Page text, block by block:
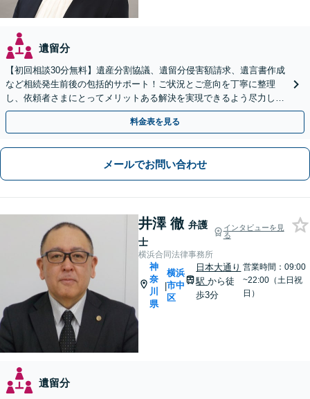
遺留分
【初回相談30分無料】遺産分割協議、遺留分侵害額請求、遺言書作成
など相続発生前後の包括的サポート！ご状況とご意向を丁寧に整理
し、依頼者さまにとってメリットある解決を実現できるよう尽力しま
す【休日・夜間相談対応（要予約）】【日本大通り駅3分】
料金表を見る
メールでお問い合わせ
井澤 徹 弁護
士
インタビューを見
る
横浜合同法律事務所
神
奈
川
県
|
横浜
市中
区
日本大通り
駅から徒
歩3分
営業時間：09:00
~22:00（土日祝
日）
遺留分